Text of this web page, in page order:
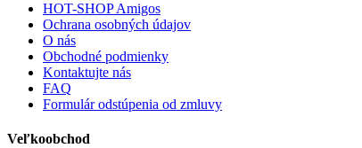
HOT-SHOP Amigos
Ochrana osobných údajov
O nás
Obchodné podmienky
Kontaktujte nás
FAQ
Formulár odstúpenia od zmluvy
Veľkoobchod